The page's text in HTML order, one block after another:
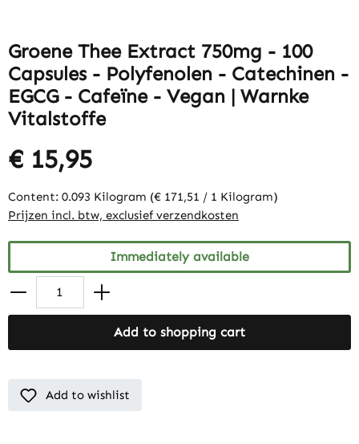
Groene Thee Extract 750mg - 100
Capsules - Polyfenolen - Catechinen -
EGCG - Cafeïne - Vegan | Warnke
Vitalstoffe
€ 15,95
Content: 0.093 Kilogram (€ 171,51 / 1 Kilogram)
Prijzen incl. btw, exclusief verzendkosten
Immediately available
Add to shopping cart
Add to wishlist